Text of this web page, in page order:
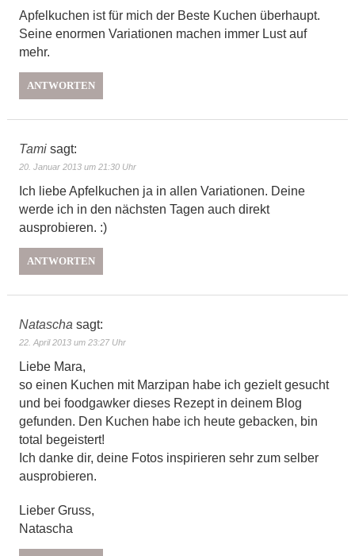
Apfelkuchen ist für mich der Beste Kuchen überhaupt.
Seine enormen Variationen machen immer Lust auf
mehr.
ANTWORTEN
Tami sagt:
20. Januar 2013 um 21:30 Uhr
Ich liebe Apfelkuchen ja in allen Variationen. Deine
werde ich in den nächsten Tagen auch direkt
ausprobieren. :)
ANTWORTEN
Natascha sagt:
22. April 2013 um 23:27 Uhr
Liebe Mara,
so einen Kuchen mit Marzipan habe ich gezielt gesucht
und bei foodgawker dieses Rezept in deinem Blog
gefunden. Den Kuchen habe ich heute gebacken, bin
total begeistert!
Ich danke dir, deine Fotos inspirieren sehr zum selber
ausprobieren.
Lieber Gruss,
Natascha